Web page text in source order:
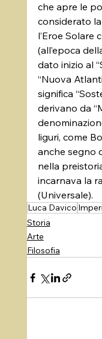
che apre le
considerato
l’Eroe Solare
(all’epoca
dato inizio al
“Nuova
significa
derivano da
liguri, come
anche segno
nella
incarnava la
(Universale).
Luca Davico
Storia
Arte
Filosofia